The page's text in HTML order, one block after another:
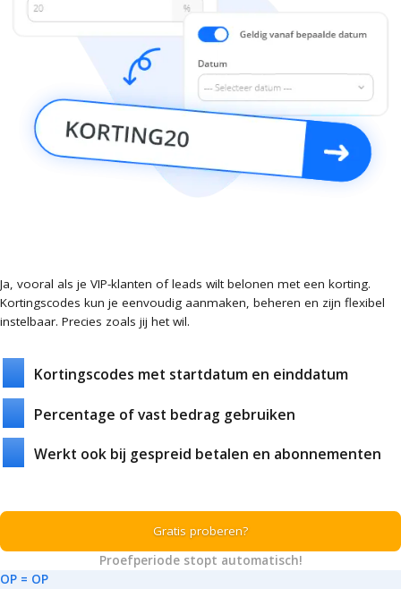
Ja, vooral als je VIP-klanten of leads wilt belonen met een korting.
Kortingscodes kun je eenvoudig aanmaken, beheren en zijn flexibel
instelbaar. Precies zoals jij het wil.
Kortingscodes met startdatum en einddatum
Percentage of vast bedrag gebruiken
Werkt ook bij gespreid betalen en abonnementen
Gratis proberen?
Proefperiode stopt automatisch!
OP = OP